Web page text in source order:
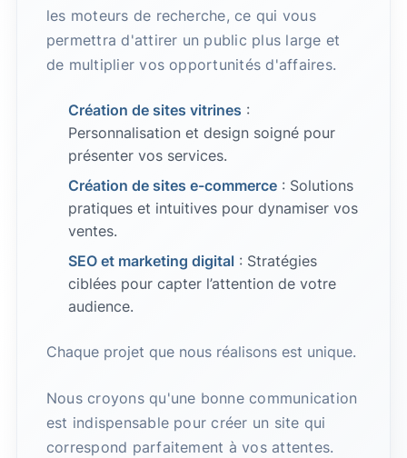
les moteurs de recherche, ce qui vous
permettra d'attirer un public plus large et
de multiplier vos opportunités d'affaires.
Création de sites vitrines :
Personnalisation et design soigné pour
présenter vos services.
Création de sites e-commerce: Solutions
pratiques et intuitives pour dynamiser vos
ventes.
SEO et marketing digital : Stratégies
ciblées pour capter l’attention de votre
audience.
Chaque projet que nous réalisons est unique.
Nous croyons qu'une bonne communication
est indispensable pour créer un site qui
correspond parfaitement à vos attentes.